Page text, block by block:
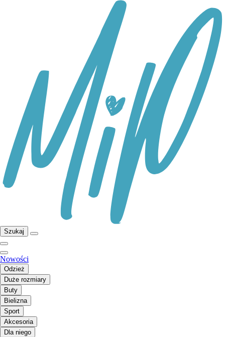
Szukaj
Nowości
Odzież
Duże rozmiary
Buty
Bielizna
Sport
Akcesoria
Dla niego